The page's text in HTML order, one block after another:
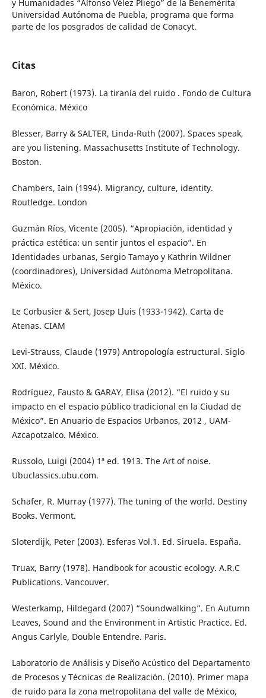
y Humanidades “Alfonso Vélez Pliego” de la Benemérita
Universidad Autónoma de Puebla, programa que forma
parte de los posgrados de calidad de Conacyt.
Citas
Baron, Robert (1973). La tiranía del ruido . Fondo de Cultura
Económica. México
Blesser, Barry & SALTER, Linda-Ruth (2007). Spaces speak,
are you listening. Massachusetts Institute of Technology.
Boston.
Chambers, Iain (1994). Migrancy, culture, identity.
Routledge. London
Guzmán Ríos, Vicente (2005). “Apropiación, identidad y
práctica estética: un sentir juntos el espacio”. En
Identidades urbanas, Sergio Tamayo y Kathrin Wildner
(coordinadores), Universidad Autónoma Metropolitana.
México.
Le Corbusier & Sert, Josep Lluis (1933-1942). Carta de
Atenas. CIAM
Levi-Strauss, Claude (1979) Antropología estructural. Siglo
XXI. México.
Rodríguez, Fausto & GARAY, Elisa (2012). “El ruido y su
impacto en el espacio público tradicional en la Ciudad de
México”. En Anuario de Espacios Urbanos, 2012 , UAM-
Azcapotzalco. México.
Russolo, Luigi (2004) 1ª ed. 1913. The Art of noise.
Ubuclassics.ubu.com.
Schafer, R. Murray (1977). The tuning of the world. Destiny
Books. Vermont.
Sloterdijk, Peter (2003). Esferas Vol.1. Ed. Siruela. España.
Truax, Barry (1978). Handbook for acoustic ecology. A.R.C
Publications. Vancouver.
Westerkamp, Hildegard (2007) “Soundwalking”. En Autumn
Leaves, Sound and the Environment in Artistic Practice. Ed.
Angus Carlyle, Double Entendre. Paris.
Laboratorio de Análisis y Diseño Acústico del Departamento
de Procesos y Técnicas de Realización. (2010). Primer mapa
de ruido para la zona metropolitana del valle de México,